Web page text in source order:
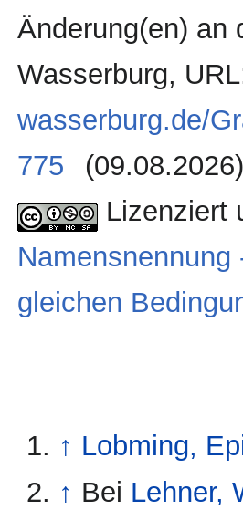
Änderung(en) an
Wasserburg,
wasserburg.de/
775
(09.08.2026)
Lizenziert
gleichen
↑ Lobming,
↑ Bei Lehner,